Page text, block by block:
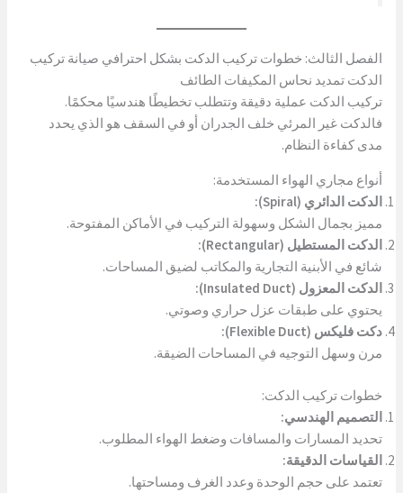
الفصل الثالث: خطوات تركيب الدكت بشكل احترافي صيانة تركيب
الدكت تمديد نحاس المكيفات الطائف
تركيب الدكت عملية دقيقة وتتطلب تخطيطًا هندسيًا محكمًا.
فالدكت غير المرئي خلف الجدران أو في السقف هو الذي يحدد
مدى كفاءة النظام.
أنواع مجاري الهواء المستخدمة:
الدكت الدائري (Spiral):
مميز بجمال الشكل وسهولة التركيب في الأماكن المفتوحة.
الدكت المستطيل (Rectangular):
شائع في الأبنية التجارية والمكاتب لضيق المساحات.
الدكت المعزول (Insulated Duct):
يحتوي على طبقات عزل حراري وصوتي.
دكت فليكس (Flexible Duct):
مرن وسهل التوجيه في المساحات الضيقة.
خطوات تركيب الدكت:
التصميم الهندسي:
تحديد المسارات والمسافات وضغط الهواء المطلوب.
القياسات الدقيقة:
تعتمد على حجم الوحدة وعدد الغرف ومساحتها.